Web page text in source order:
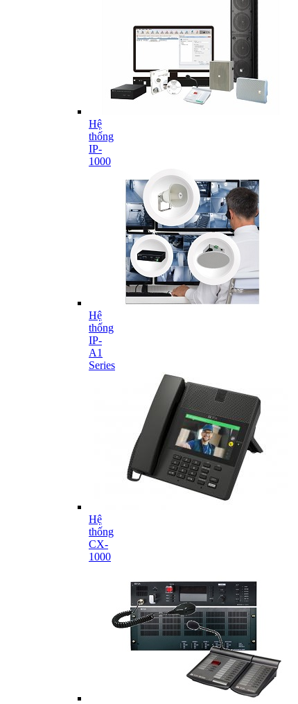
Hệ
thống
IP-
1000
Hệ
thống
IP-
A1
Series
Hệ
thống
CX-
1000